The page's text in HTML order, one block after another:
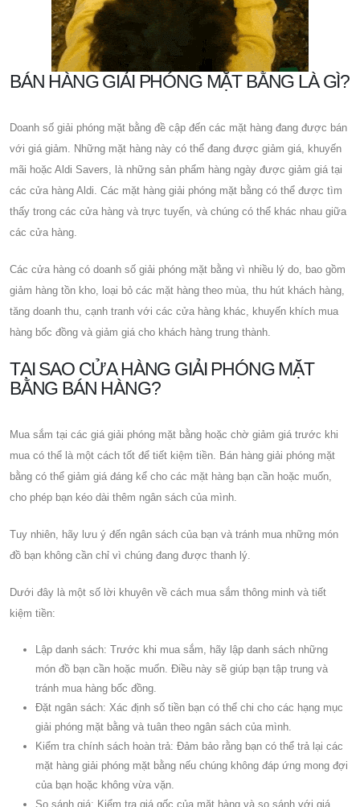
BÁN HÀNG GIẢI PHÓNG MẶT BẰNG LÀ GÌ?
Doanh số giải phóng mặt bằng đề cập đến các mặt hàng đang được bán
với giá giảm. Những mặt hàng này có thể đang được giảm giá, khuyến
mãi hoặc Aldi Savers, là những sản phẩm hàng ngày được giảm giá tại
các cửa hàng Aldi. Các mặt hàng giải phóng mặt bằng có thể được tìm
thấy trong các cửa hàng và trực tuyến, và chúng có thể khác nhau giữa
các cửa hàng.
Các cửa hàng có doanh số giải phóng mặt bằng vì nhiều lý do, bao gồm
giảm hàng tồn kho, loại bỏ các mặt hàng theo mùa, thu hút khách hàng,
tăng doanh thu, cạnh tranh với các cửa hàng khác, khuyến khích mua
hàng bốc đồng và giảm giá cho khách hàng trung thành.
TẠI SAO CỬA HÀNG GIẢI PHÓNG MẶT
BẰNG BÁN HÀNG?
Mua sắm tại các giá giải phóng mặt bằng hoặc chờ giảm giá trước khi
mua có thể là một cách tốt để tiết kiệm tiền. Bán hàng giải phóng mặt
bằng có thể giảm giá đáng kể cho các mặt hàng bạn cần hoặc muốn,
cho phép bạn kéo dài thêm ngân sách của mình.
Tuy nhiên, hãy lưu ý đến ngân sách của bạn và tránh mua những món
đồ bạn không cần chỉ vì chúng đang được thanh lý.
Dưới đây là một số lời khuyên về cách mua sắm thông minh và tiết
kiệm tiền:
Lập danh sách: Trước khi mua sắm, hãy lập danh sách những
món đồ bạn cần hoặc muốn. Điều này sẽ giúp bạn tập trung và
tránh mua hàng bốc đồng.
Đặt ngân sách: Xác định số tiền bạn có thể chi cho các hạng mục
giải phóng mặt bằng và tuân theo ngân sách của mình.
Kiểm tra chính sách hoàn trả: Đảm bảo rằng bạn có thể trả lại các
mặt hàng giải phóng mặt bằng nếu chúng không đáp ứng mong đợi
của bạn hoặc không vừa vặn.
So sánh giá: Kiểm tra giá gốc của mặt hàng và so sánh với giá